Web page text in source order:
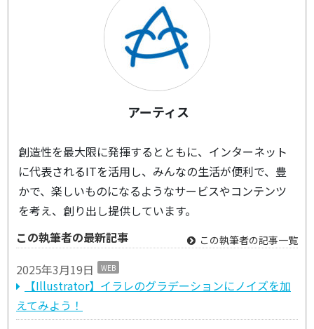
アーティス
創造性を最大限に発揮するとともに、インターネット
に代表されるITを活用し、みんなの生活が便利で、豊
かで、楽しいものになるようなサービスやコンテンツ
を考え、創り出し提供しています。
この執筆者の最新記事
この執筆者の記事一覧
2025年3月19日 WEB
【Illustrator】イラレのグラデーションにノイズを加
えてみよう！